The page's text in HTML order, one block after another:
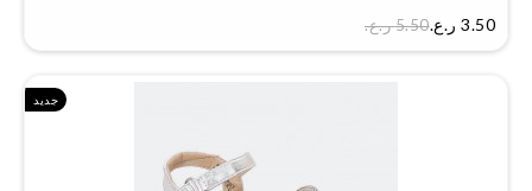
3.50 ر.ع.‏
5.50 ر.ع.‏
جديد